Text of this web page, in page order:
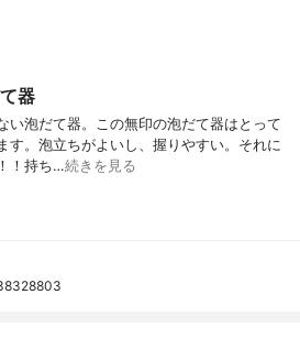
器
い泡だて器。この無印の泡だて器はとって
す。泡立ちがよいし、握りやすい。それに
！持ち…続きを見る